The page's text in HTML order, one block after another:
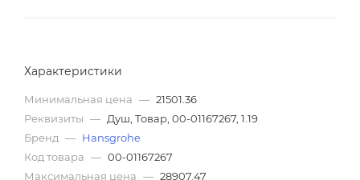
Характеристики
Минимальная цена — 21501.36
Реквизиты — Душ, Товар, 00-01167267, 1.19
Бренд — Hansgrohe
Код товара — 00-01167267
Максимальная цена — 28907.47